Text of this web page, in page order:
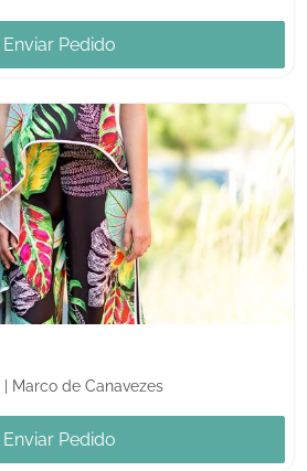
Enviar Pedido
Marco de Canavezes
Enviar Pedido